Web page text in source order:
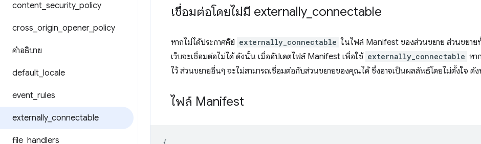
content security_ policy
cross origin opener_ policy
คำอธิบาย
default locale
event rules
externally_ connectable
file handlers
เชื่อมต่อโดยไม่มี externally_ connectable
หากไม่ได้ประกาศคีย์ externally_connectable ในไฟล์ Manifest ของส่วนขยาย ส่วนขยาย
เว็บจะเชื่อมต่อไม่ได้ ดังนั้น เมื่ออัปเดตไฟล์ Manifest เพื่อใช้ externally_connectable หา
ไว้ ส่วนขยายอื่นๆ จะไม่สามารถเชื่อมต่อกับส่วนขยายของคุณได้ ซึ่งอาจเป็นผลลัพธ์โดยไม่ตั้งใจ ดั
ไฟล์ Manifest